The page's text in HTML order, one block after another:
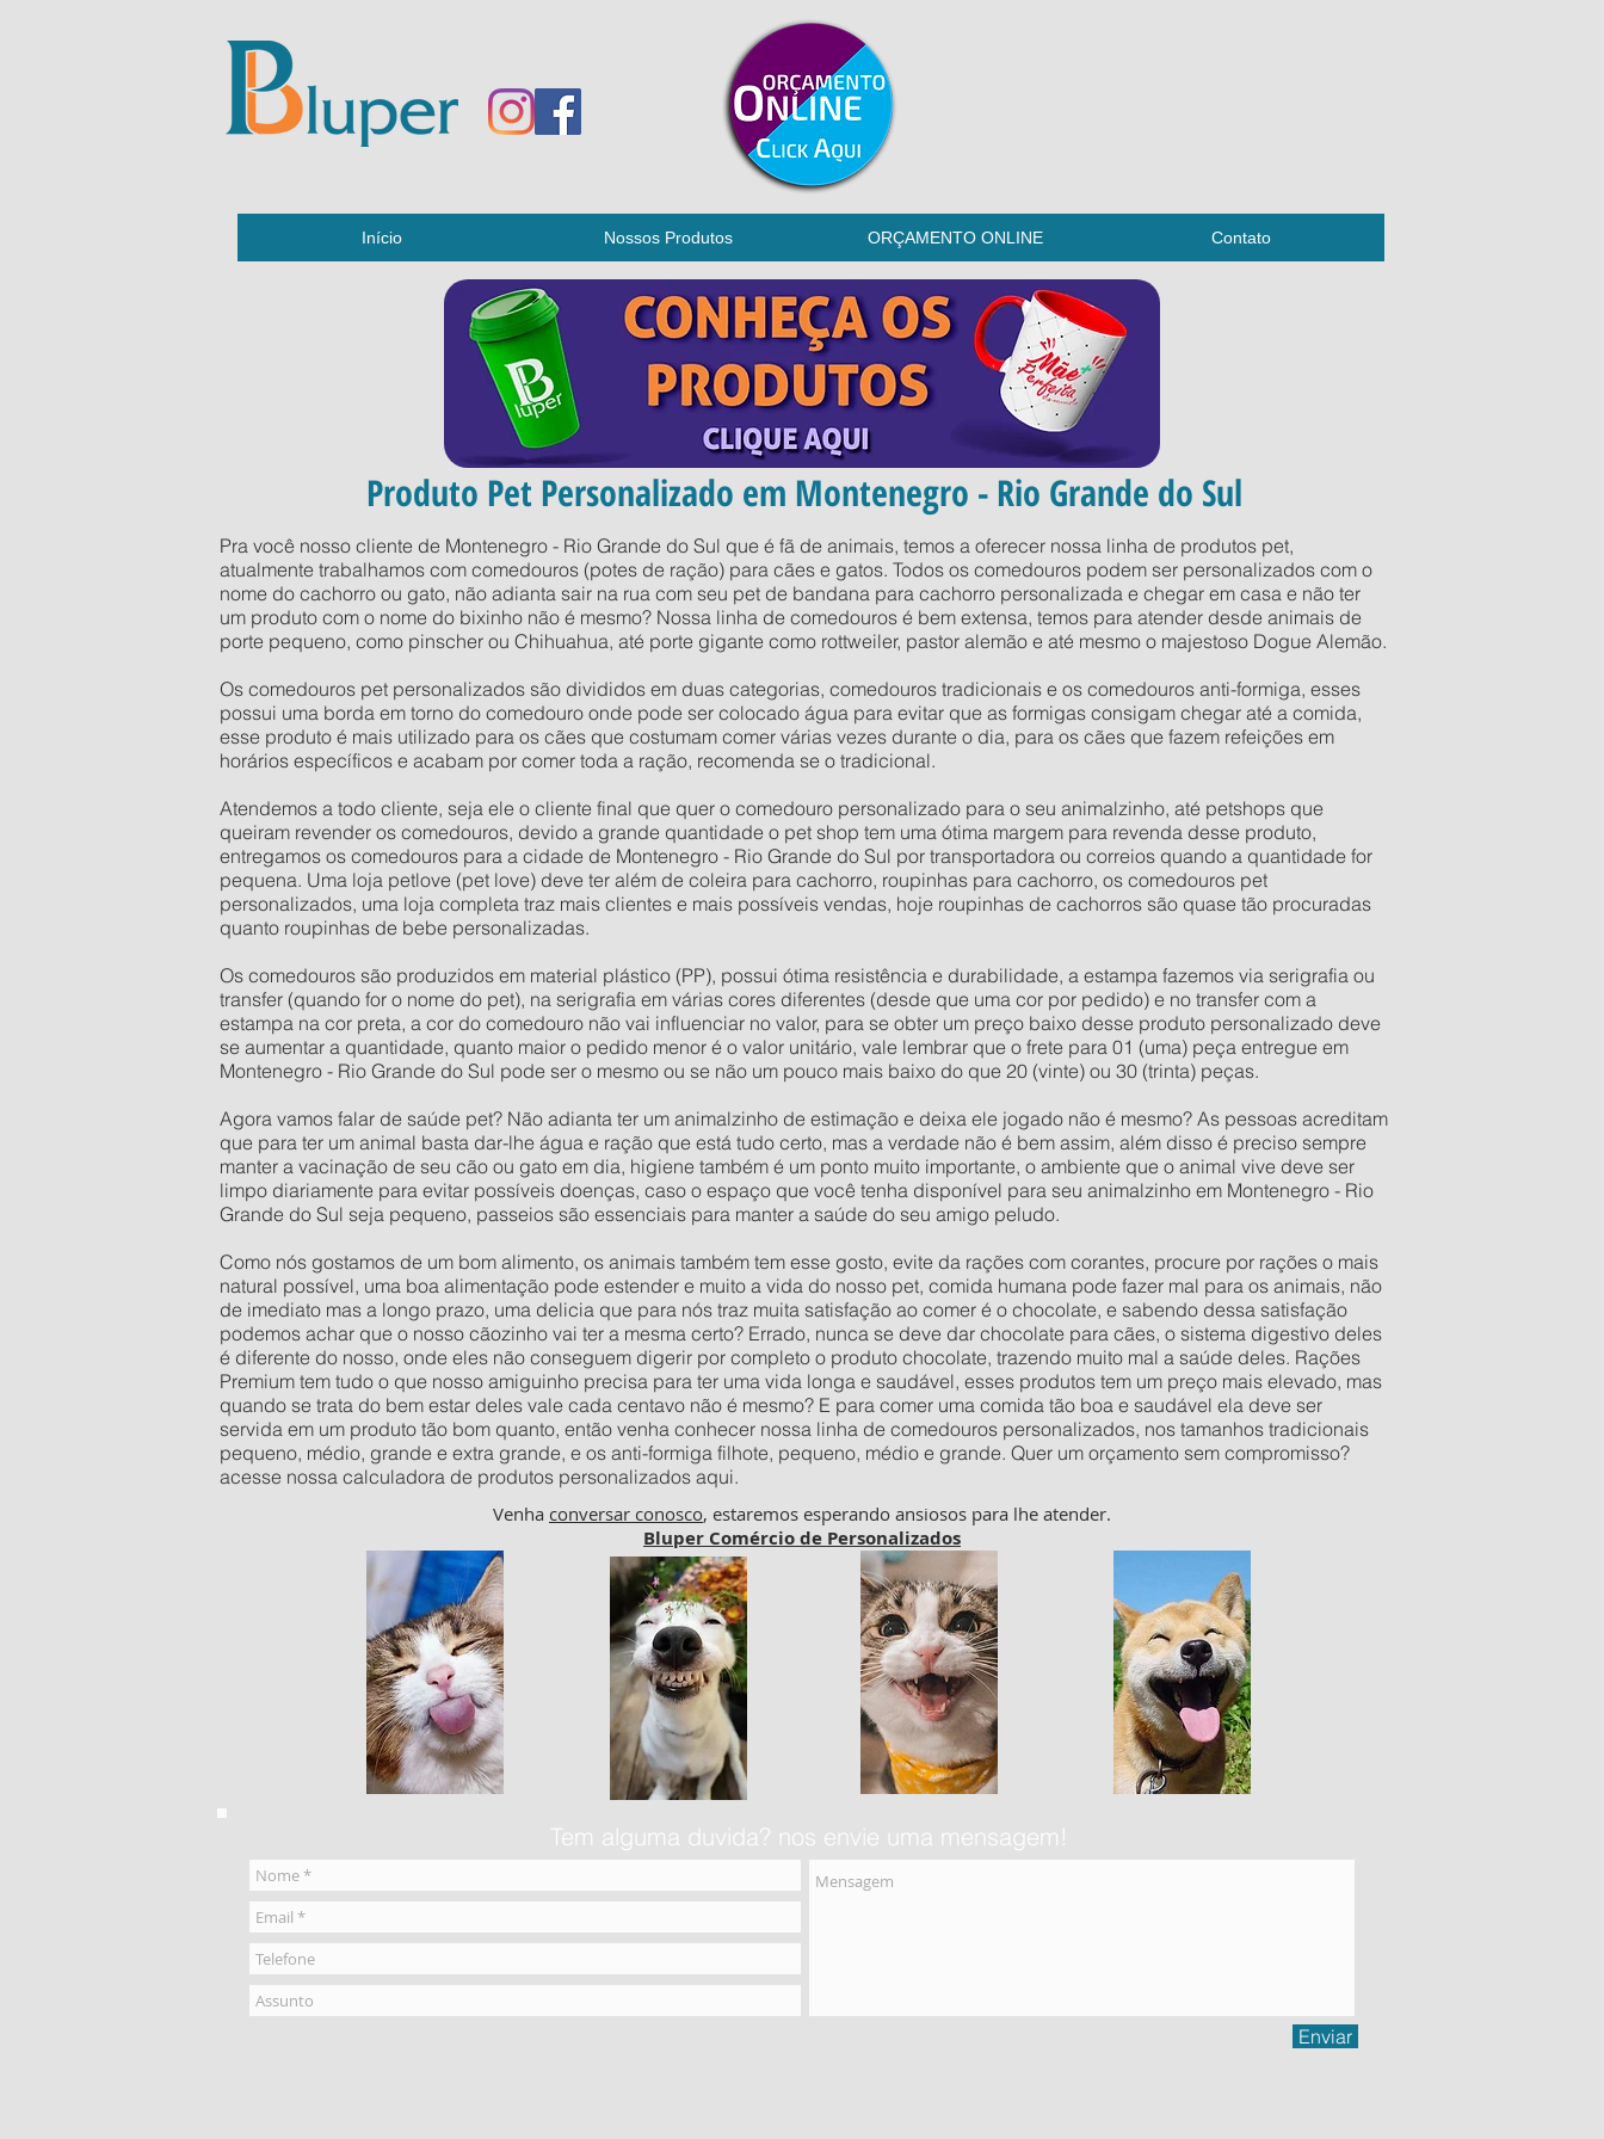
Início Nossos Produtos ORÇAMENTO ONLINE Contato
Produto Pet Personalizado em Montenegro - Rio Grande do Sul
Pra você nosso cliente de Montenegro - Rio Grande do Sul que é fã de animais, temos a oferecer nossa linha de produtos pet,
atualmente trabalhamos com comedouros (potes de ração) para cães e gatos. Todos os comedouros podem ser personalizados com o
nome do cachorro ou gato, não adianta sair na rua com seu pet de bandana para cachorro personalizada e chegar em casa e não ter
um produto com o nome do bixinho não é mesmo? Nossa linha de comedouros é bem extensa, temos para atender desde animais de
porte pequeno, como pinscher ou Chihuahua, até porte gigante como rottweiler, pastor alemão e até mesmo o majestoso Dogue Alemão.
Os comedouros pet personalizados são divididos em duas categorias, comedouros tradicionais e os comedouros anti-formiga, esses
possui uma borda em torno do comedouro onde pode ser colocado água para evitar que as formigas consigam chegar até a comida,
esse produto é mais utilizado para os cães que costumam comer várias vezes durante o dia, para os cães que fazem refeições em
horários específicos e acabam por comer toda a ração, recomenda se o tradicional.
Atendemos a todo cliente, seja ele o cliente final que quer o comedouro personalizado para o seu animalzinho, até petshops que
queiram revender os comedouros, devido a grande quantidade o pet shop tem uma ótima margem para revenda desse produto,
entregamos os comedouros para a cidade de Montenegro - Rio Grande do Sul por transportadora ou correios quando a quantidade for
pequena. Uma loja petlove (pet love) deve ter além de coleira para cachorro, roupinhas para cachorro, os comedouros pet
personalizados, uma loja completa traz mais clientes e mais possíveis vendas, hoje roupinhas de cachorros são quase tão procuradas
quanto roupinhas de bebe personalizadas.
Os comedouros são produzidos em material plástico (PP), possui ótima resistência e durabilidade, a estampa fazemos via serigrafia ou
transfer (quando for o nome do pet), na serigrafia em várias cores diferentes (desde que uma cor por pedido) e no transfer com a
estampa na cor preta, a cor do comedouro não vai influenciar no valor, para se obter um preço baixo desse produto personalizado deve
se aumentar a quantidade, quanto maior o pedido menor é o valor unitário, vale lembrar que o frete para 01 (uma) peça entregue em
Montenegro - Rio Grande do Sul pode ser o mesmo ou se não um pouco mais baixo do que 20 (vinte) ou 30 (trinta) peças.
Agora vamos falar de saúde pet? Não adianta ter um animalzinho de estimação e deixa ele jogado não é mesmo? As pessoas acreditam
que para ter um animal basta dar-lhe água e ração que está tudo certo, mas a verdade não é bem assim, além disso é preciso sempre
manter a vacinação de seu cão ou gato em dia, higiene também é um ponto muito importante, o ambiente que o animal vive deve ser
limpo diariamente para evitar possíveis doenças, caso o espaço que você tenha disponível para seu animalzinho em Montenegro - Rio
Grande do Sul seja pequeno, passeios são essenciais para manter a saúde do seu amigo peludo.
Como nós gostamos de um bom alimento, os animais também tem esse gosto, evite da rações com corantes, procure por rações o mais
natural possível, uma boa alimentação pode estender e muito a vida do nosso pet, comida humana pode fazer mal para os animais, não
de imediato mas a longo prazo, uma delicia que para nós traz muita satisfação ao comer é o chocolate, e sabendo dessa satisfação
podemos achar que o nosso cãozinho vai ter a mesma certo? Errado, nunca se deve dar chocolate para cães, o sistema digestivo deles
é diferente do nosso, onde eles não conseguem digerir por completo o produto chocolate, trazendo muito mal a saúde deles. Rações
Premium tem tudo o que nosso amiguinho precisa para ter uma vida longa e saudável, esses produtos tem um preço mais elevado, mas
quando se trata do bem estar deles vale cada centavo não é mesmo? E para comer uma comida tão boa e saudável ela deve ser
servida em um produto tão bom quanto, então venha conhecer nossa linha de comedouros personalizados, nos tamanhos tradicionais
pequeno, médio, grande e extra grande, e os anti-formiga filhote, pequeno, médio e grande. Quer um orçamento sem compromisso?
acesse nossa calculadora de produtos personalizados aqui.
Venha conversar conosco, estaremos esperando ansiosos para lhe atender.
Bluper Comércio de Personalizados
Tem alguma duvida? nos envie uma mensagem!
Enviar